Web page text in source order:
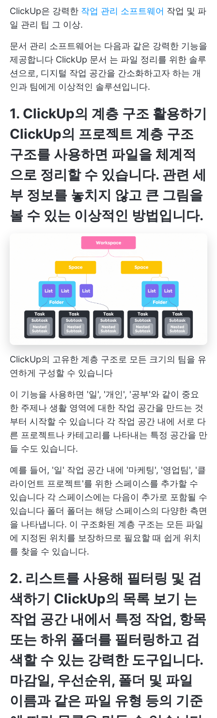
ClickUp은 강력한 작업 관리 소프트웨어 작업 및 파
일 관리 팁 그 이상.
문서 관리 소프트웨어는 다음과 같은 강력한 기능을
제공합니다 ClickUp 문서 는 파일 정리를 위한 솔루
션으로, 디지털 작업 공간을 간소화하고자 하는 개
인과 팀에게 이상적인 솔루션입니다.
1. ClickUp의 계층 구조 활용하기
ClickUp의 프로젝트 계층 구조
구조를 사용하면 파일을 체계적
으로 정리할 수 있습니다. 관련 세
부 정보를 놓치지 않고 큰 그림을
볼 수 있는 이상적인 방법입니다.
ClickUp의 고유한 계층 구조로 모든 크기의 팀을 유
연하게 구성할 수 있습니다
이 기능을 사용하면 '일', '개인', '공부'와 같이 중요
한 주제나 생활 영역에 대한 작업 공간을 만드는 것
부터 시작할 수 있습니다 각 작업 공간 내에 서로 다
른 프로젝트나 카테고리를 나타내는 특정 공간을 만
들 수도 있습니다.
예를 들어, '일' 작업 공간 내에 '마케팅', '영업팀', '클
라이언트 프로젝트'를 위한 스페이스를 추가할 수
있습니다 각 스페이스에는 다음이 추가로 포함될 수
있습니다 폴더 폴더는 해당 스페이스의 다양한 측면
을 나타냅니다. 이 구조화된 계층 구조는 모든 파일
에 지정된 위치를 보장하므로 필요할 때 쉽게 위치
를 찾을 수 있습니다.
2. 리스트를 사용해 필터링 및 검
색하기 ClickUp의 목록 보기 는
작업 공간 내에서 특정 작업, 항목
또는 하위 폴더를 필터링하고 검
색할 수 있는 강력한 도구입니다.
마감일, 우선순위, 폴더 및 파일
이름과 같은 파일 유형 등의 기준